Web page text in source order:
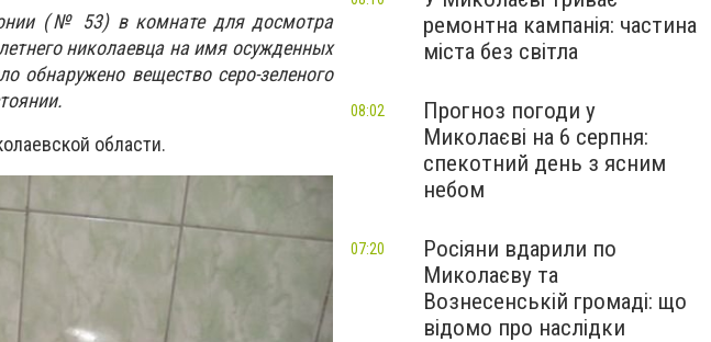
(№ 53) в комнате для досмотра
николаевца на имя осужденных
обнаружено вещество серо-зеленого
области.
ремонтна кампанія: частина
міста без світла
Прогноз погоди у
Миколаєві на 6 серпня:
спекотний день з ясним
небом
08:02
Росіяни вдарили по
Миколаєву та
Вознесенській громаді: що
відомо про наслідки
07:20